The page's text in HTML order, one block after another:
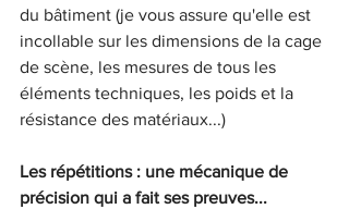
du bâtiment (je vous assure qu'elle est
incollable sur les dimensions de la cage
de scène, les mesures de tous les
éléments techniques, les poids et la
résistance des matériaux...)
Les répétitions : une mécanique de
précision qui a fait ses preuves...